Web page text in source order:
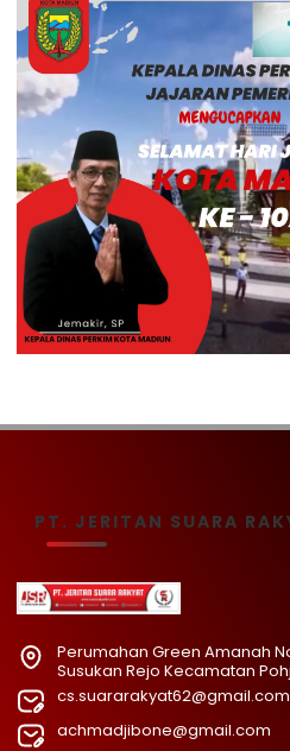
PT. JERITAN SUARA
Perumahan Green Amanah
Susukan Rejo Kecamatan
cs.suararakyat62@gmail.com
achmadjibone@gmail.com